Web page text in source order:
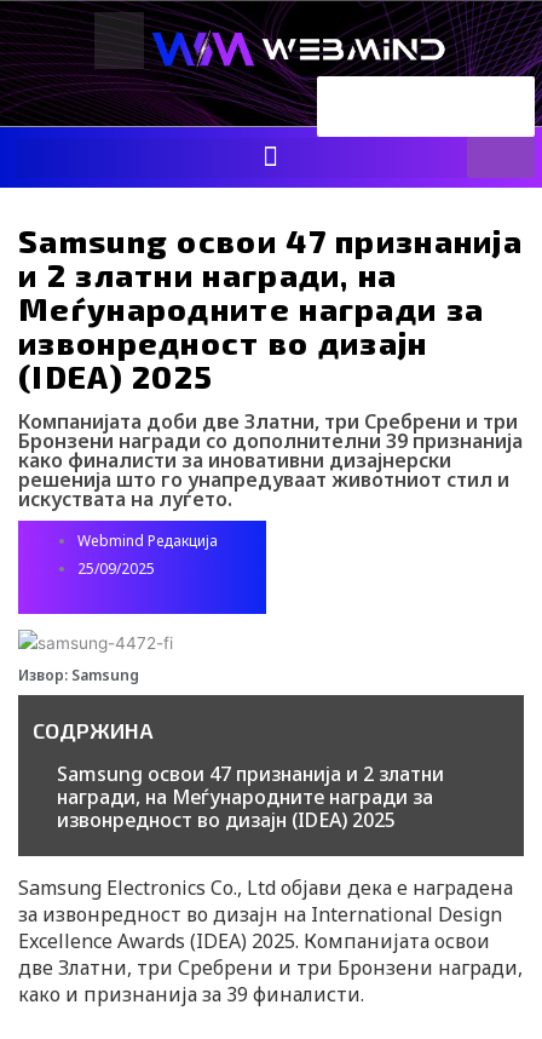
Skip
to
content
F
a
c
b
o
o
k
s
a
g
r
a
m
Y
u
u
b
e
I
o
t
i
t
i
k
o
k
-
i
c
L
n
e
d
Samsung освои 47 признанија
и 2 златни награди, на
Меѓународните награди за
извонредност во дизајн
(IDEA) 2025
Компанијата доби две Златни, три Сребрени и три
Бронзени награди со дополнителни 39 признанија
како финалисти за иновативни дизајнерски
решенија што го унапредуваат животниот стил и
искуствата на луѓето.
Webmind Редакција
25/09/2025
Извор: Samsung
СОДРЖИНА
Samsung освои 47 признанија и 2 златни
награди, на Меѓународните награди за
извонредност во дизајн (IDEA) 2025
Samsung Electronics Co., Ltd објави дека е наградена
за извонредност во дизајн на International Design
Excellence Awards (IDEA) 2025. Компанијата освои
две Златни, три Сребрени и три Бронзени награди,
како и признанија за 39 финалисти.